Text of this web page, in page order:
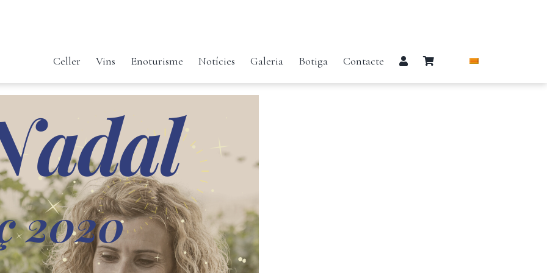
Celler
Vins Enoturisme Notícies Galeria Botiga Contacte